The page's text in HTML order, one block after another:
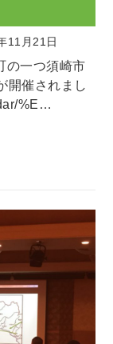
11月21日
の一つ須崎市
開催されまし
%E…